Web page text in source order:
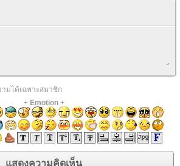
มได้เฉพาะสมาชิก
+ Emotion+